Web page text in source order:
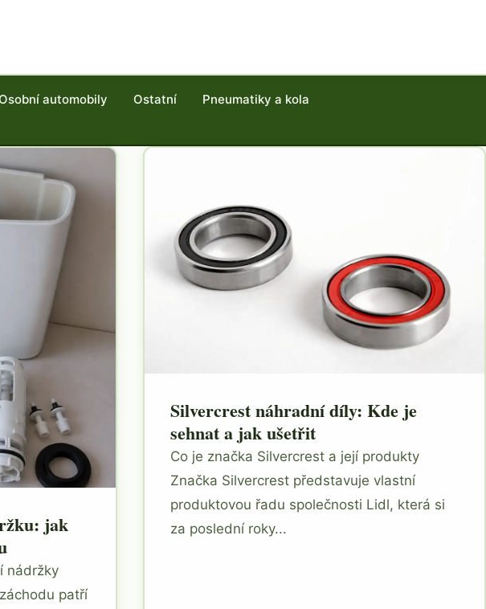
automobily Ostatní
Pneumatiky a kola
jak
nádržky
patří
Silvercrest náhradní díly: Kde je
sehnat a jak ušetřit
Co je značka Silvercrest a její produkty
Značka Silvercrest představuje vlastní
produktovou řadu společnosti Lidl, která si
za poslední roky...